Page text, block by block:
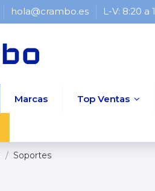
hola@crambo.es L-V: 8:20 a
Marcas Top Ventas
Soportes